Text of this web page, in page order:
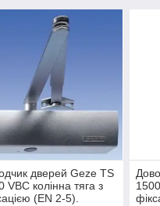
дверей Geze TS
VВС колінна тяга з
(EN 2-5).